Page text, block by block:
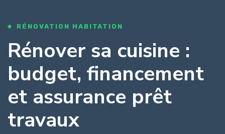
RÉNOVATION HABITATION
Rénover sa cuisine :
budget, financement
et assurance prêt
travaux